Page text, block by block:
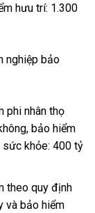
hưu trí: 1.300
nghiệp bảo
phi nhân thọ
bảo hiểm
sức khỏe: 400 tỷ
theo quy định
và bảo hiểm